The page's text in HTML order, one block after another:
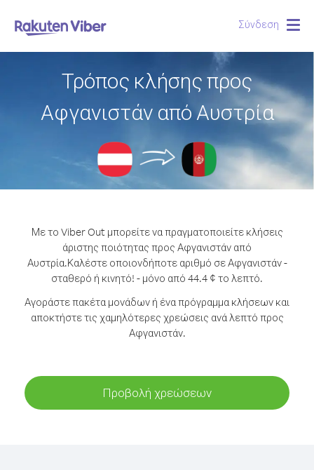
Σύνδεση
Τρόπος κλήσης προς
Αφγανιστάν από Αυστρία
Με το Viber Out μπορείτε να πραγματοποιείτε κλήσεις
άριστης ποιότητας προς Αφγανιστάν από
Αυστρία.Καλέστε οποιονδήποτε αριθμό σε Αφγανιστάν -
σταθερό ή κινητό! - μόνο από 44.4 ¢ το λεπτό.
Αγοράστε πακέτα μονάδων ή ένα πρόγραμμα κλήσεων και
αποκτήστε τις χαμηλότερες χρεώσεις ανά λεπτό προς
Αφγανιστάν.
Προβολή χρεώσεων